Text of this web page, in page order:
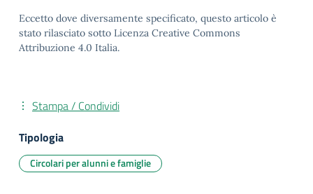
Eccetto dove diversamente specificato, questo articolo è
stato rilasciato sotto Licenza Creative Commons
Attribuzione 4.0 Italia.
Stampa / Condividi
Tipologia
Circolari per alunni e famiglie